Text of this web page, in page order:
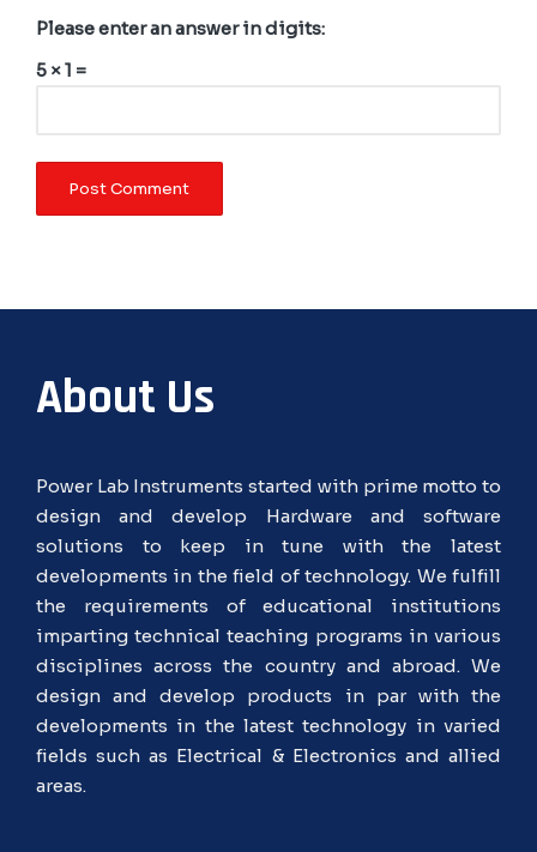
Please enter an answer in digits:
5 × 1 =
About Us
Power Lab Instruments started with prime motto to
design and develop Hardware and software
solutions to keep in tune with the latest
developments in the field of technology. We fulfill
the requirements of educational institutions
imparting technical teaching programs in various
disciplines across the country and abroad. We
design and develop products in par with the
developments in the latest technology in varied
fields such as Electrical & Electronics and allied
areas.